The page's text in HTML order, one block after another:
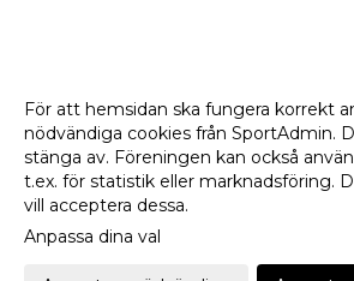
För att hemsidan ska fungera korrekt
nödvändiga cookies från SportAdmin.
stänga av. Föreningen kan också
t.ex. för statistik eller marknadsföring.
vill acceptera dessa.
Anpassa dina val